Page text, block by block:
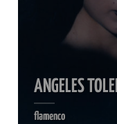
ANGELES
flamenco